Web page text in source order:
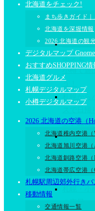
ポット
札幌で遊
う！
おすすめ
ポット
小樽で遊
札幌からバ
プチ旅行!
札幌から
行機とバ
で一泊プ
の夜景
北海道をチェック!
まち歩きガイド
北海道を深堀情報
2026 北海道の観
デジタルマップ
おすすめSHOPPING情
北海道グルメ
札幌デジタルマップ
小樽デジタルマップ
2026 北海道の空港（
北海道稚内空港
北海道旭川空港
北海道釧路空港
北海道帯広空港
札幌駅周辺郊外行き
移動情報
交通情報一覧